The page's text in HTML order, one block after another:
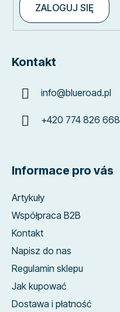
ZALOGUJ SIĘ
Kontakt
info@blueroad.pl
+420 774 826 668
Informace pro vás
Artykuły
Współpraca B2B
Kontakt
Napisz do nas
Regulamin sklepu
Jak kupować
Dostawa i płatność